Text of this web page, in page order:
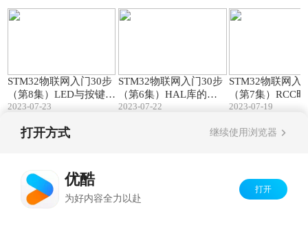
STM32物联网入门30步
（第8集）LED与按键驱
动程序！
2023-07-23
STM32物联网入门30步
（第6集）HAL库的结
构与使用！
2023-07-22
STM32物联网入
（第7集）RCC
延时函数！
2023-07-19
打开方式 继续使用浏览器
优酷
为好内容全力以赴
打开